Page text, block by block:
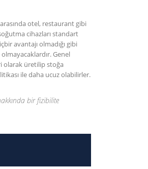
otel, restaurant gibi
cihazları standart
avantajı olmadığı gibi
Genel
olarak üretilip stoğa
ile daha ucuz olabilirler.
bir fizibilite